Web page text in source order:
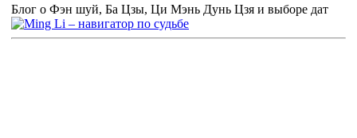
Блог о Фэн шуй, Ба Цзы, Ци Мэнь Дунь Цзя и выборе дат